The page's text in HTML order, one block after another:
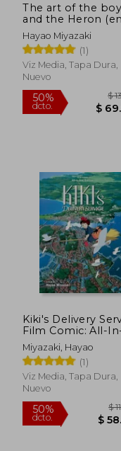
$
The art of the boy
and the Heron (en
Inglés)
Hayao Miyazaki
(1)
Viz Media, Tapa Dura,
Nuevo
Kiki's Delivery
Film Comic: All-
One Edition (en
Inglés)
Miyazaki, Hayao
(1)
Viz Media, Tapa Dura,
Nuevo